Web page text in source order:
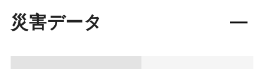
災害データ